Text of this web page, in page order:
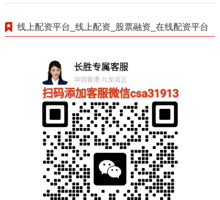
线上配资平台_线上配资_股票融资_在线配资平台